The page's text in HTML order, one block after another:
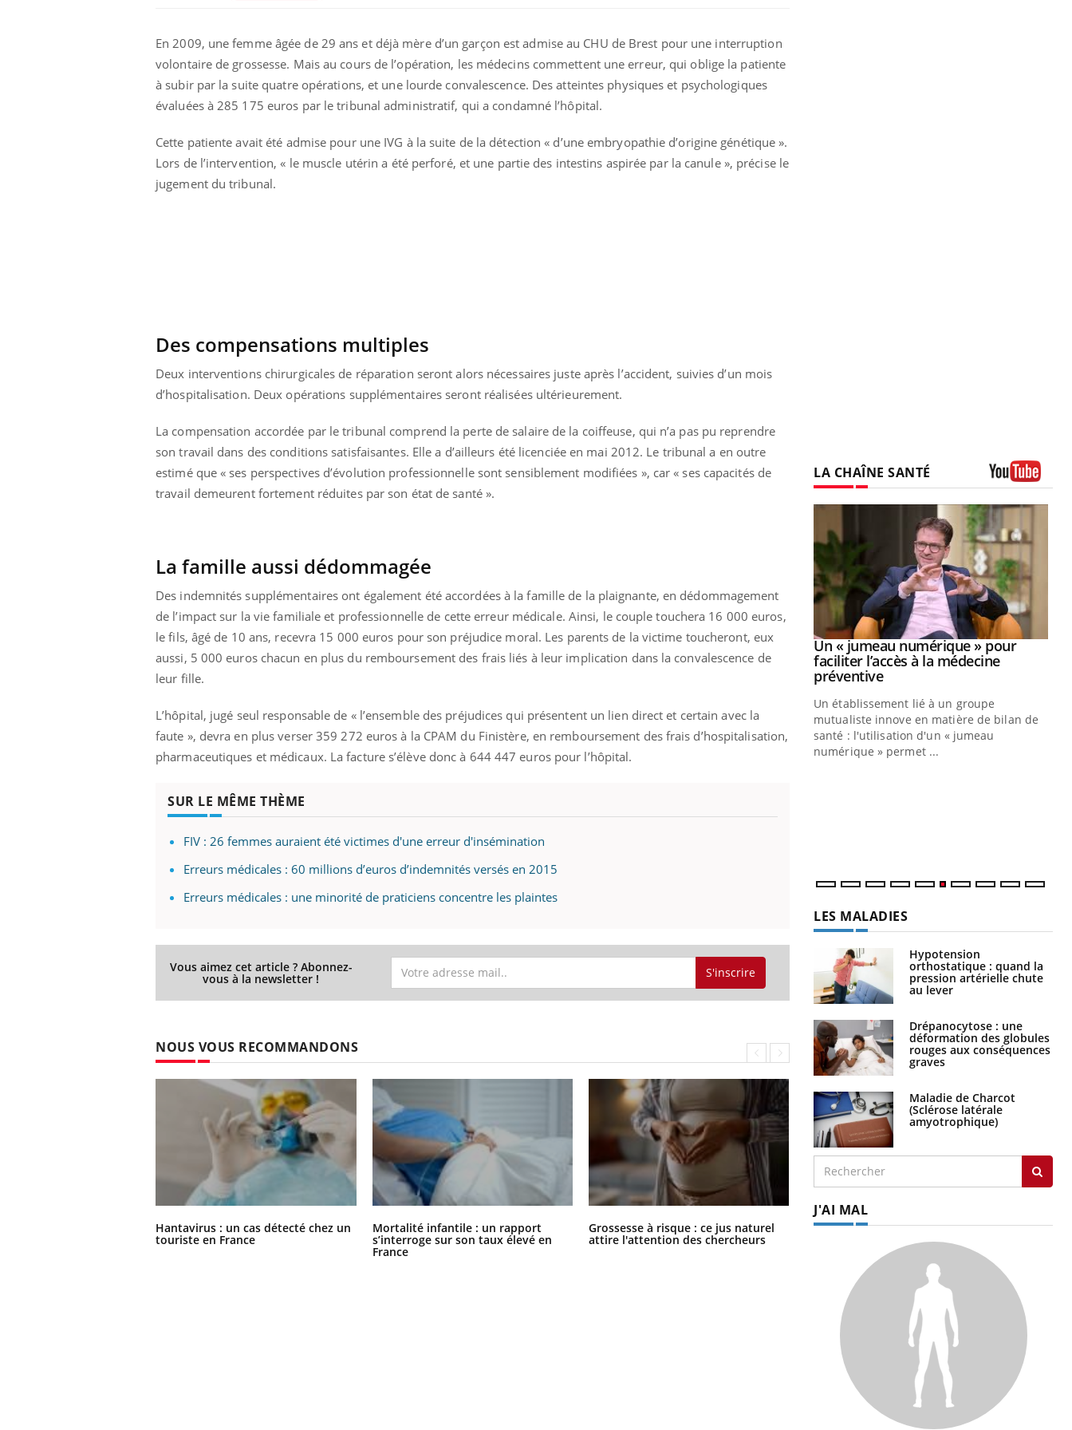
En 2009, une femme âgée de 29 ans et déjà mère d’un garçon est admise au CHU de Brest pour une interruption
volontaire de grossesse. Mais au cours de l’opération, les médecins commettent une erreur, qui oblige la patiente
à subir par la suite quatre opérations, et une lourde convalescence. Des atteintes physiques et psychologiques
évaluées à 285 175 euros par le tribunal administratif, qui a condamné l’hôpital.
Cette patiente avait été admise pour une IVG à la suite de la détection « d’une embryopathie d’origine génétique ».
Lors de l’intervention, « le muscle utérin a été perforé, et une partie des intestins aspirée par la canule », précise le
jugement du tribunal.
Des compensations multiples
Deux interventions chirurgicales de réparation seront alors nécessaires juste après l’accident, suivies d’un mois
d’hospitalisation. Deux opérations supplémentaires seront réalisées ultérieurement.
La compensation accordée par le tribunal comprend la perte de salaire de la coiffeuse, qui n’a pas pu reprendre
son travail dans des conditions satisfaisantes. Elle a d’ailleurs été licenciée en mai 2012. Le tribunal a en outre
estimé que « ses perspectives d’évolution professionnelle sont sensiblement modifiées », car « ses capacités de
travail demeurent fortement réduites par son état de santé ».
La famille aussi dédommagée
Des indemnités supplémentaires ont également été accordées à la famille de la plaignante, en dédommagement
de l’impact sur la vie familiale et professionnelle de cette erreur médicale. Ainsi, le couple touchera 16 000 euros,
le fils, âgé de 10 ans, recevra 15 000 euros pour son préjudice moral. Les parents de la victime toucheront, eux
aussi, 5 000 euros chacun en plus du remboursement des frais liés à leur implication dans la convalescence de
leur fille.
L’hôpital, jugé seul responsable de « l’ensemble des préjudices qui présentent un lien direct et certain avec la
faute », devra en plus verser 359 272 euros à la CPAM du Finistère, en remboursement des frais d’hospitalisation,
pharmaceutiques et médicaux. La facture s’élève donc à 644 447 euros pour l’hôpital.
SUR LE MÊME THÈME
FIV : 26 femmes auraient été victimes d'une erreur d'insémination
Erreurs médicales : 60 millions d’euros d’indemnités versés en 2015
Erreurs médicales : une minorité de praticiens concentre les plaintes
Vous aimez cet article ? Abonnez-
vous à la newsletter ! S'inscrire
NOUS VOUS RECOMMANDONS
Hantavirus : un cas détecté chez un
touriste en France
Mortalité infantile : un rapport
s’interroge sur son taux élevé en
France
Grossesse à risque : ce jus naturel
attire l'attention des chercheurs
Comment oublier les écrans en
LA CHAÎNE SANTÉ
Insuline & Charge mentale : et si on
osait en parler??Youtube
patients comme parfois chez les soignants.
Youtube
Eczéma Chronique des Mains : se
préparer pour l’été !Youtube
soleil, activités en plein air… Nos mains
sont ...
Youtube
Diabète & Ramadan 2026Youtube
défis, mais ...
Youtube
Un « jumeau numérique » pour
faciliter l’accès à la médecine
préventiveYoutube
Un établissement lié à un groupe
mutualiste innove en matière de bilan de
santé : l'utilisation d'un « jumeau
numérique » permet ...
LES MALADIES
Hypotension
orthostatique : quand la
pression artérielle chute
au lever
Drépanocytose : une
déformation des globules
rouges aux conséquences
graves
Maladie de Charcot
(Sclérose latérale
amyotrophique)
J'AI MAL